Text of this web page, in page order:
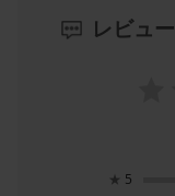
レビュー
★ 5